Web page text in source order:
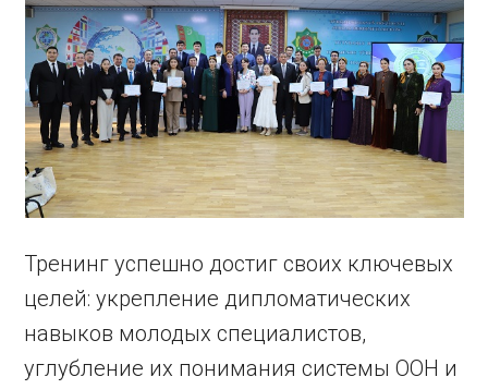
Тренинг успешно достиг своих ключевых
целей: укрепление дипломатических
навыков молодых специалистов,
углубление их понимания системы ООН и